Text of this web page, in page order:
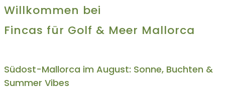
Willkommen bei
Fincas für Golf & Meer Mallorca
Südost-Mallorca im August: Sonne, Buchten &
Summer Vibes